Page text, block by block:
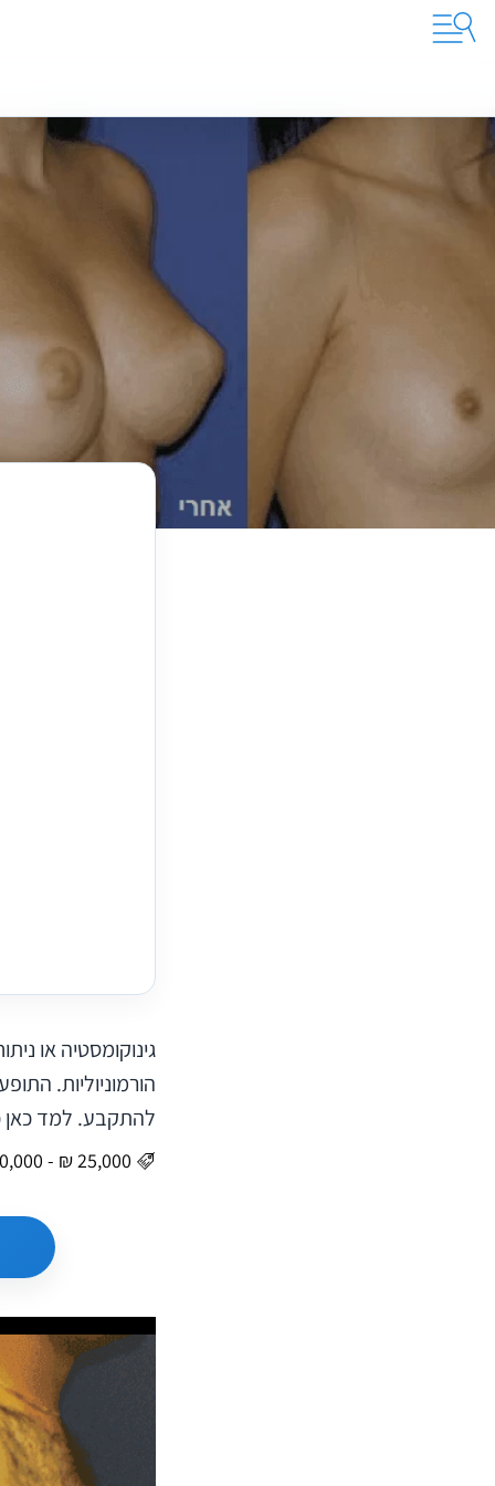
גינוקומסטיה או
הורמוניוליות.
להתקבע. למד כאן